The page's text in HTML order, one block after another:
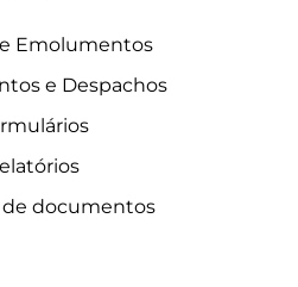
Emolumentos
e Despachos
de documentos